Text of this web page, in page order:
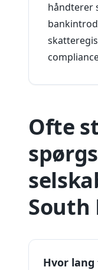
håndterer
Ofte
South
Hvor